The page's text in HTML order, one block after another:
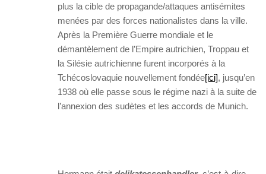
plus la cible de propagande/attaques antisémites
menées par des forces nationalistes dans la ville.
Après la Première Guerre mondiale et le
démantèlement de l’Empire autrichien, Troppau et
la Silésie autrichienne furent incorporés à la
Tchécoslovaquie nouvellement fondée[ici], jusqu’en
1938 où elle passe sous le régime nazi à la suite de
l’annexion des sudètes et les accords de Munich.